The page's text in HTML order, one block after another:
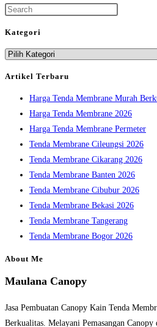
panel.
Kategori
Kategori
Artikel Terbaru
Harga Tenda Membrane Murah
Harga Tenda Membrane 2026
Harga Tenda Membrane Permeter
Tenda Membrane Cileungsi 2026
Tenda Membrane Cikarang 2026
Tenda Membrane Banten 2026
Tenda Membrane Cibubur 2026
Tenda Membrane Bekasi 2026
Tenda Membrane Tangerang
Tenda Membrane Bogor 2026
About Me
Maulana Canopy
Jasa Pembuatan Canopy Kain Tenda
Berkualitas. Melayani Pemasangan Canopy